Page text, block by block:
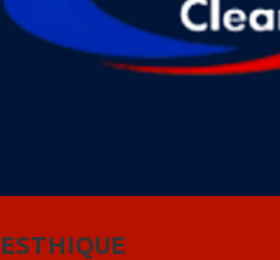
ESTHIQUE